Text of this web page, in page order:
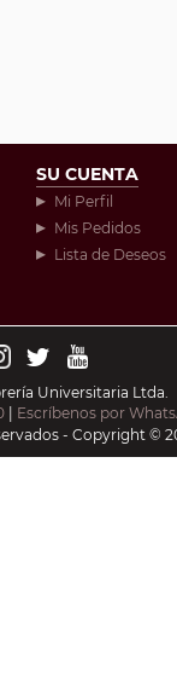
SU CUENTA
Mi Perfil
Mis Pedidos
Lista de Deseos
Universitaria Ltda.
Escríbenos por
- Copyright ©